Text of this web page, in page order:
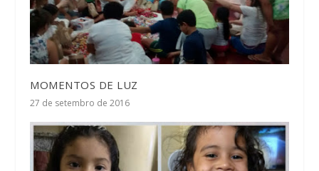
MOMENTOS DE LUZ
27 de setembro de 2016